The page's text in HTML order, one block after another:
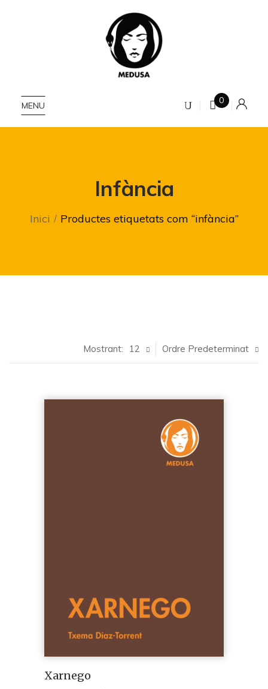
MENU 0
Infància
Inici Productes etiquetats com “infància”
Ordre Predeterminat
Mostrant: 12
Xarnego